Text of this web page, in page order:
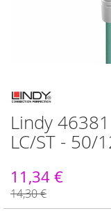
Vai
all'inizio
della
galleria
di
Lindy
LC/ST - 50/
11,34 €
14,30 €